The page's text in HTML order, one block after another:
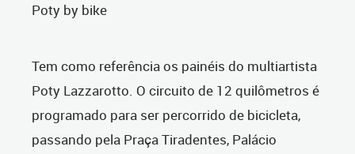
Poty by bike
Tem como referência os painéis do multiartista
Poty Lazzarotto. O circuito de 12 quilômetros é
programado para ser percorrido de bicicleta,
passando pela Praça Tiradentes, Palácio